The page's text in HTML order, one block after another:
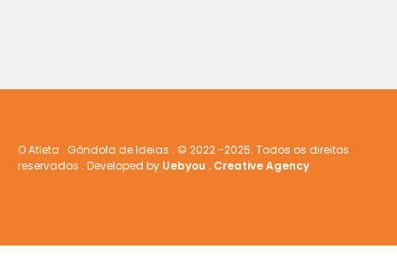
O Atleta . Gôndola de Ideias . © 2022 -2025. Todos os direitos
reservados . Developed by Uebyou . Creative Agency